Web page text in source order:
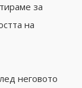
за
на
неговото